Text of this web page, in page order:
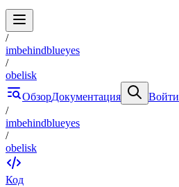
/
imbehindblueyes
/
obelisk
ОбзорДокументация
Войти
/
imbehindblueyes
/
obelisk
Код